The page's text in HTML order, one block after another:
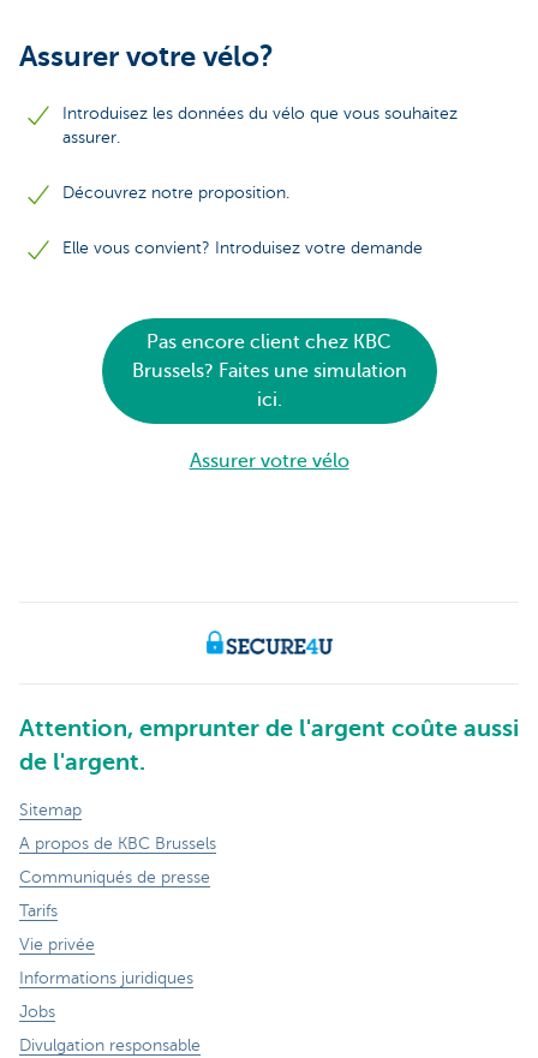
Assurer votre vélo?
Introduisez les données du vélo que vous souhaitez
assurer.
Découvrez notre proposition.
Elle vous convient? Introduisez votre demande
Pas encore client chez KBC
Brussels? Faites une simulation
ici.
Assurer votre vélo
Attention, emprunter de l'argent coûte aussi
de l'argent.
Sitemap
A propos de KBC Brussels
Communiqués de presse
Tarifs
Vie privée
Informations juridiques
Jobs
Divulgation responsable